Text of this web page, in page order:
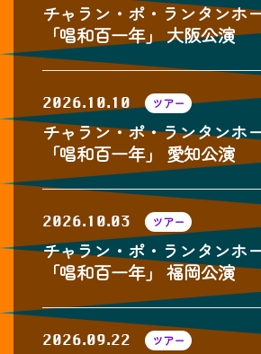
チャラン・ポ・ランタンホ
「唱和百一年」 大阪公演
2026.10.10 ツアー
チャラン・ポ・ランタンホ
「唱和百一年」 愛知公演
2026.10.03 ツアー
チャラン・ポ・ランタンホ
「唱和百一年」 福岡公演
2026.09.22 ツアー